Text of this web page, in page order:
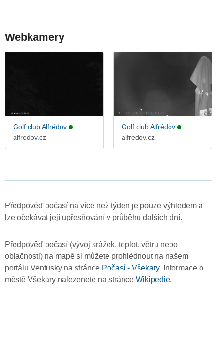
Webkamery
Golf club Alfrédov
alfredov.cz
Golf club Alfrédov
alfredov.cz
Předpověď počasí na více než týden je pouze výhledem a
lze očekávat její upřesňování v průběhu dalších dní.
Předpověď počasí (vývoj srážek, teplot, větru nebo
oblačnosti) na mapě si můžete prohlédnout na našem
portálu Ventusky na stránce Počasí - Všekary. Informace o
městě Všekary nalezenete na stránce Wikipedie.